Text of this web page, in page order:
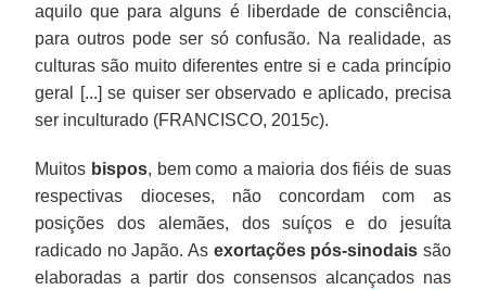
aquilo que para alguns é liberdade de consciência,
para outros pode ser só confusão. Na realidade, as
culturas são muito diferentes entre si e cada princípio
geral [...] se quiser ser observado e aplicado, precisa
ser inculturado (FRANCISCO, 2015c).
Muitos bispos, bem como a maioria dos fiéis de suas
respectivas dioceses, não concordam com as
posições dos alemães, dos suíços e do jesuíta
radicado no Japão. As exortações pós-sinodais são
elaboradas a partir dos consensos alcançados nas